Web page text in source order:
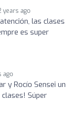
years ago
las clases
es super
ago
y Rocío Sensei un
Súper